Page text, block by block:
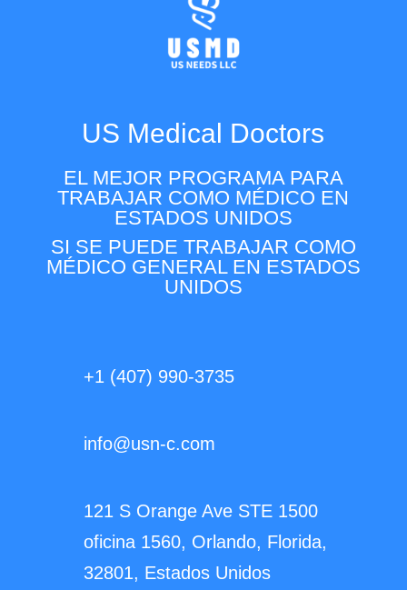
US Medical Doctors
EL MEJOR PROGRAMA PARA
TRABAJAR COMO MÉDICO EN
ESTADOS UNIDOS
SI SE PUEDE TRABAJAR COMO
MÉDICO GENERAL EN ESTADOS
UNIDOS
+1 (407) 990-3735
info@usn-c.com
121 S Orange Ave STE 1500
oficina 1560, Orlando, Florida,
32801, Estados Unidos